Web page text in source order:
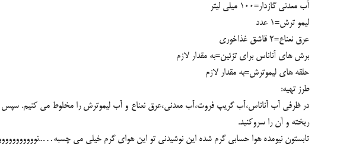
آب معدنی گازدار=100 میلی لیتر
لیمو ترش=1 عدد
عرق نعناع=2 قاشق غذاخوری
برش های آناناس برای تزئین=به مقدار لازم
حلقه های لیموترش=به مقدار لازم
طرز تهیه:
در ظرفی آب آناناس،آب گریپ فروت،آب معدنی،عرق نعناع و آب لیموترش را مخلوط می کنیم. سپس
ریخته و آن را سروکنید.
تابستون نیومده هوا حسابی گرم شده این نوشیدنی تو این هوای گرم خیلی می